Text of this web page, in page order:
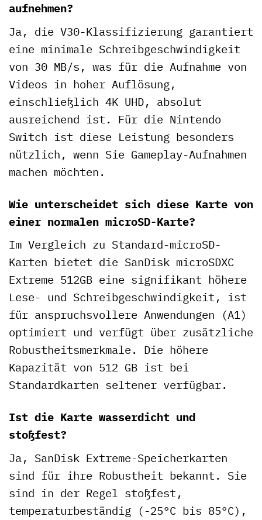
aufnehmen?
Ja, die V30-Klassifizierung garantiert
eine minimale Schreibgeschwindigkeit
von 30 MB/s, was für die Aufnahme von
Videos in hoher Auflösung,
einschließlich 4K UHD, absolut
ausreichend ist. Für die Nintendo
Switch ist diese Leistung besonders
nützlich, wenn Sie Gameplay-Aufnahmen
machen möchten.
Wie unterscheidet sich diese Karte von
einer normalen microSD-Karte?
Im Vergleich zu Standard-microSD-
Karten bietet die SanDisk microSDXC
Extreme 512GB eine signifikant höhere
Lese- und Schreibgeschwindigkeit, ist
für anspruchsvollere Anwendungen (A1)
optimiert und verfügt über zusätzliche
Robustheitsmerkmale. Die höhere
Kapazität von 512 GB ist bei
Standardkarten seltener verfügbar.
Ist die Karte wasserdicht und
stoßfest?
Ja, SanDisk Extreme-Speicherkarten
sind für ihre Robustheit bekannt. Sie
sind in der Regel stoßfest,
temperaturbeständig (-25°C bis 85°C),